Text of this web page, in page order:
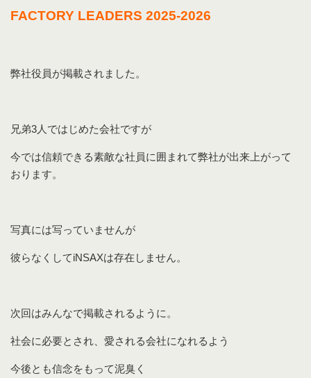
FACTORY LEADERS 2025-2026
弊社役員が掲載されました。
兄弟3人ではじめた会社ですが
今では信頼できる素敵な社員に囲まれて弊社が出来上がって
おります。
写真には写っていませんが
彼らなくしてiNSAXは存在しません。
次回はみんなで掲載されるように。
社会に必要とされ、愛される会社になれるよう
今後とも信念をもって泥臭く